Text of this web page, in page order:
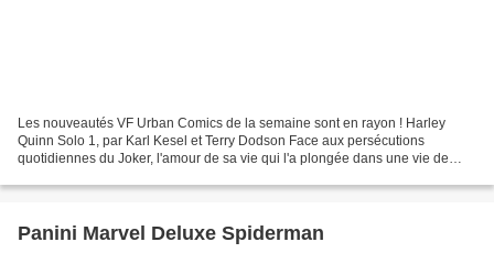
Les nouveautés VF Urban Comics de la semaine sont en rayon ! Harley
Quinn Solo 1, par Karl Kesel et Terry Dodson Face aux persécutions
quotidiennes du Joker, l'amour de sa vie qui l'a plongée dans une vie de
Panini Marvel Deluxe Spiderman